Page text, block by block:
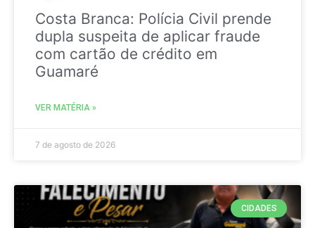
Costa Branca: Polícia Civil prende
dupla suspeita de aplicar fraude
com cartão de crédito em
Guamaré
VER MATÉRIA »
7 de agosto de 2026
CIDADES